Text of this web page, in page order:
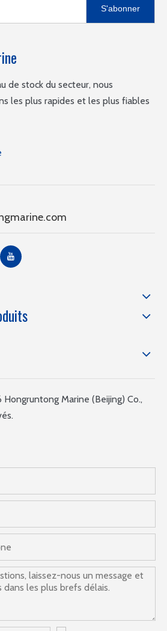
S'abonner
de stock du secteur, nous
les plus rapides et les plus fiables
Hongruntong Marine (Beijing) Co.,